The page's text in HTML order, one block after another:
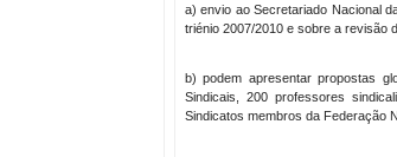
a) envio ao Secretariado Nacional
triénio 2007/2010 e sobre a revisão
b) podem apresentar propostas
Sindicais, 200 professores
Sindicatos membros da Federação